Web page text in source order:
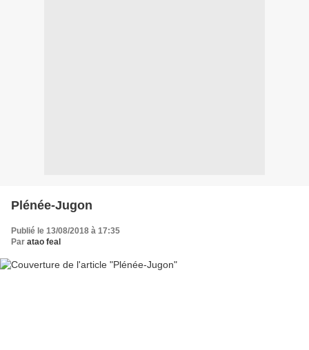
Plénée-Jugon
Publié le 13/08/2018 à 17:35
Par atao feal